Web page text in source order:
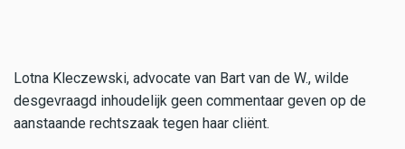
Lotna Kleczewski, advocate van Bart van de W., wilde
desgevraagd inhoudelijk geen commentaar geven op de
aanstaande rechtszaak tegen haar cliënt.